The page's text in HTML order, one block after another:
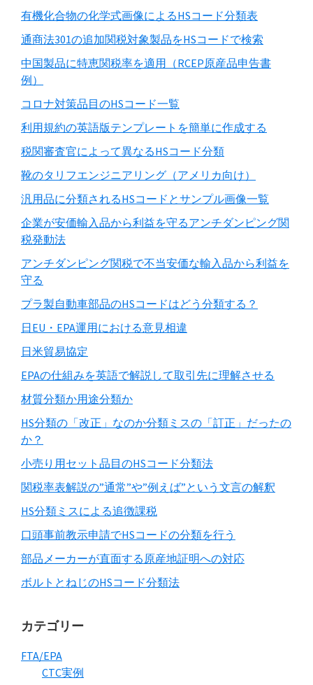
有機化合物の化学式画像によるHSコード分類表
通商法301の追加関税対象製品をHSコードで検索
中国製品に特恵関税率を適用（RCEP原産品申告書
例）
コロナ対策品目のHSコード一覧
利用規約の英語版テンプレートを簡単に作成する
税関審査官によって異なるHSコード分類
靴のタリフエンジニアリング（アメリカ向け）
汎用品に分類されるHSコードとサンプル画像一覧
企業が安価輸入品から利益を守るアンチダンピング関
税発動法
アンチダンピング関税で不当安価な輸入品から利益を
守る
プラ製自動車部品のHSコードはどう分類する？
日EU・EPA運用における意見相違
日米貿易協定
EPAの仕組みを英語で解説して取引先に理解させる
材質分類か用途分類か
HS分類の「改正」なのか分類ミスの「訂正」だったの
か？
小売り用セット品目のHSコード分類法
関税率表解説の”通常”や”例えば”という文言の解釈
HS分類ミスによる追徴課税
口頭事前教示申請でHSコードの分類を行う
部品メーカーが直面する原産地証明への対応
ボルトとねじのHSコード分類法
カテゴリー
FTA/EPA
CTC実例